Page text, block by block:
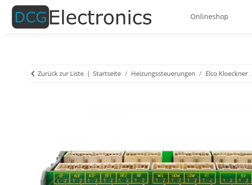
Onlineshop
Zurück zur Liste Startseite Heizungssteuerungen Elco Kloeckner